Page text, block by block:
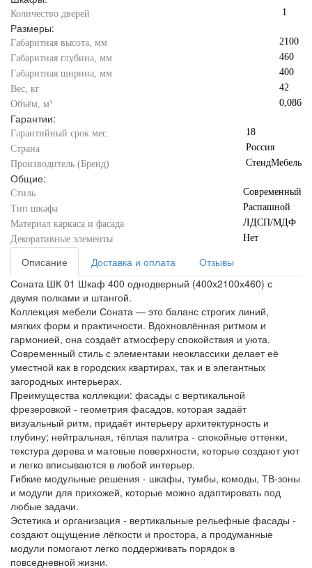
Количество дверей 1
Размеры:
Габаритная высота, мм
2100
Габаритная глубина, мм
460
Габаритная ширина, мм
400
Вес, кг
42
Объём, м³
0,086
Гарантии:
Гарантийный срок мес.
18
Страна
Россия
Производитель (Бренд)
СтендМебель
Общие:
Стиль
Современный
Тип шкафа
Распашной
Материал каркаса и фасада
ЛДСП/МДФ
Декоративные элементы
Нет
Описание Доставка и оплата
Отзывы
Соната ШК 01 Шкаф 400 однодверный (400х2100х460) с
двумя полками и штангой.
Коллекция мебели Соната — это баланс строгих линий,
мягких форм и практичности. Вдохновлённая ритмом и
гармонией, она создаёт атмосферу спокойствия и уюта.
Современный стиль с элементами неоклассики делает её
уместной как в городских квартирах, так и в элегантных
загородных интерьерах.
Преимущества коллекции: фасады с вертикальной
фрезеровкой - геометрия фасадов, которая задаёт
визуальный ритм, придаёт интерьеру архитектурность и
глубину; нейтральная, тёплая палитра - спокойные оттенки,
текстура дерева и матовые поверхности, которые создают уют
и легко вписываются в любой интерьер.
Гибкие модульные решения - шкафы, тумбы, комоды, ТВ-зоны
и модули для прихожей, которые можно адаптировать под
любые задачи.
Эстетика и организация - вертикальные рельефные фасады -
создают ощущение лёгкости и простора, а продуманные
модули помогают легко поддерживать порядок в
повседневной жизни.